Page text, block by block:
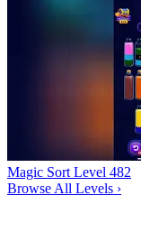
Magic Sort Level 482
Browse All Levels ›